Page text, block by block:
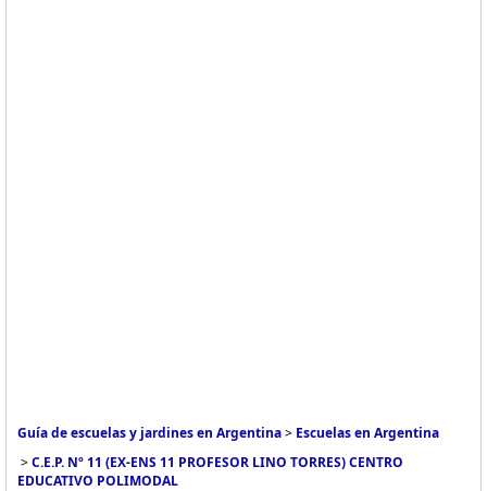
Guía de escuelas y jardines en Argentina> Escuelas en Argentina
>C.E.P. Nº 11 (EX-ENS 11 PROFESOR LINO TORRES) CENTRO
EDUCATIVO POLIMODAL